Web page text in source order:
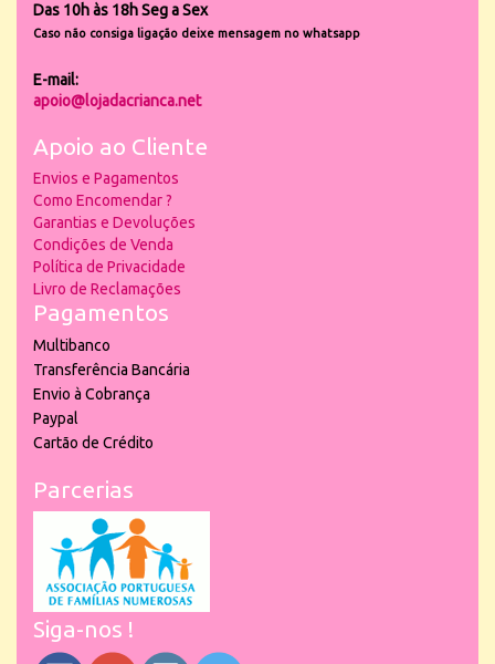
Das 10h às 18h Seg a Sex
Caso não consiga ligação deixe mensagem no whatsapp
E-mail:
apoio@lojadacrianca.net
Apoio ao Cliente
Envios e Pagamentos
Como Encomendar ?
Garantias e Devoluções
Condições de Venda
Política de Privacidade
Livro de Reclamações
Pagamentos
Multibanco
Transferência Bancária
Envio à Cobrança
Paypal
Cartão de Crédito
Parcerias
Siga-nos !